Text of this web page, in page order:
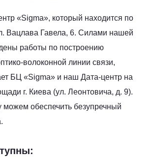
«Sigma», который находится по
Вацлава Гавела, 6. Силами нашей
работы по построению
волоконной линии связи,
БЦ «Sigma» и наш Дата-центр на
г. Киева (ул. Леонтовича, д. 9).
можем обеспечить безупречный